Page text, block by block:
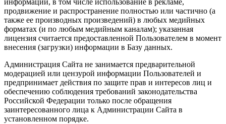
информации, в том числе использование в рекламе,
продвижение и распространение полностью или частично (а
также ее производных произведений) в любых медийных
форматах (и по любым медийным каналам); указанная
лицензия считается предоставленной Пользователем в момент
внесения (загрузки) информации в Базу данных.
Администрация Сайта не занимается предварительной
модерацией или цензурой информации Пользователей и
предпринимает действия по защите прав и интересов лиц и
обеспечению соблюдения требований законодательства
Российской Федерации только после обращения
заинтересованного лица к Администрации Сайта в
установленном порядке.